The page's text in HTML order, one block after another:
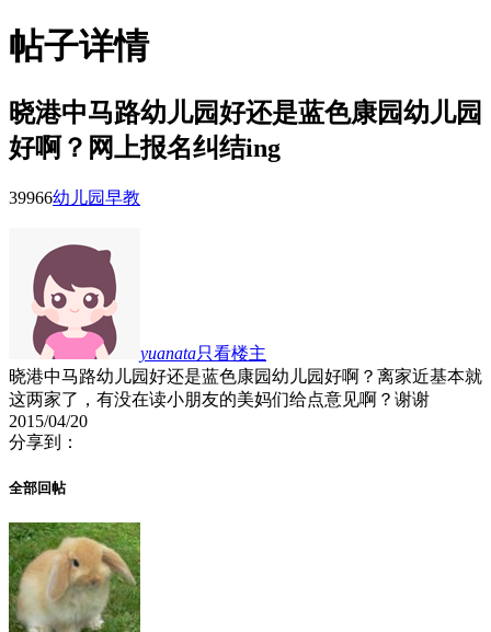
帖子详情
晓港中马路幼儿园好还是蓝色康园幼儿园
好啊？网上报名纠结ing
39966幼儿园早教
yuanata只看楼主
晓港中马路幼儿园好还是蓝色康园幼儿园好啊？离家近基本就
这两家了，有没在读小朋友的美妈们给点意见啊？谢谢
2015/04/20
分享到：
全部回帖